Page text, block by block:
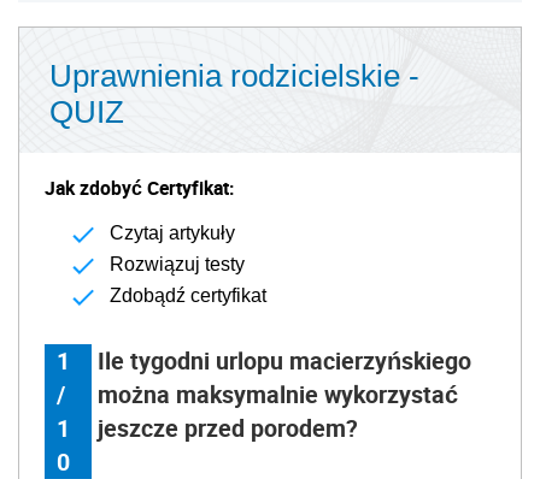
Uprawnienia rodzicielskie -
QUIZ
Jak zdobyć Certyfikat:
Czytaj artykuły
Rozwiązuj testy
Zdobądź certyfikat
1
/
1
0
Ile tygodni urlopu macierzyńskiego
można maksymalnie wykorzystać
jeszcze przed porodem?